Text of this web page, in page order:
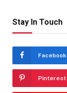
Stay In Touch
Facebook
Pinterest